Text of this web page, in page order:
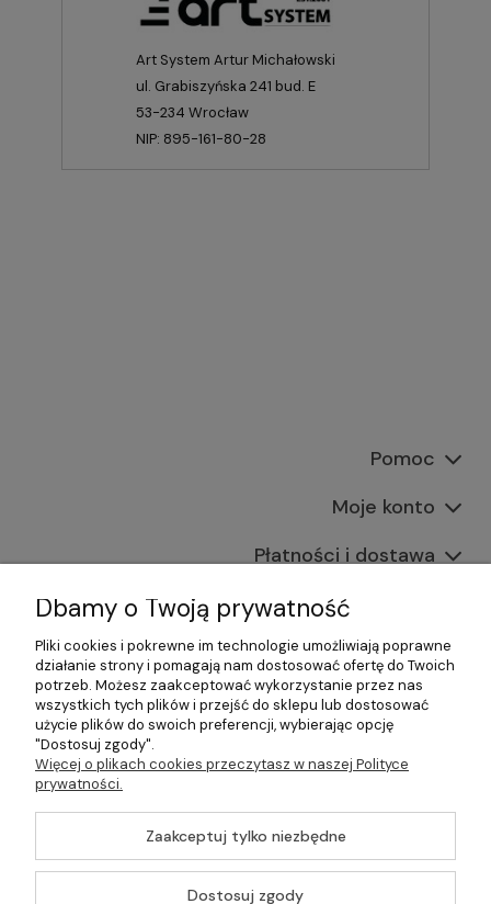
Art System Artur Michałowski
ul. Grabiszyńska 241 bud. E
53-234 Wrocław
NIP: 895-161-80-28
Pomoc
Moje konto
Płatności i dostawa
Informacje
O nas
©2026 Wszelkie Prawa Zastrzeżone | Gastrosklep |
Wyposażenie gastronomii, restauracji oraz barów
Szablon Master byEcommercy
Dbamy o Twoją prywatność
Pliki cookies i pokrewne im technologie umożliwiają poprawne
działanie strony i pomagają nam dostosować ofertę do Twoich
potrzeb. Możesz zaakceptować wykorzystanie przez nas
wszystkich tych plików i przejść do sklepu lub dostosować
użycie plików do swoich preferencji, wybierając opcję
"Dostosuj zgody".
Więcej o plikach cookies przeczytasz w naszej Polityce
prywatności.
Zaakceptuj tylko niezbędne
Dostosuj zgody